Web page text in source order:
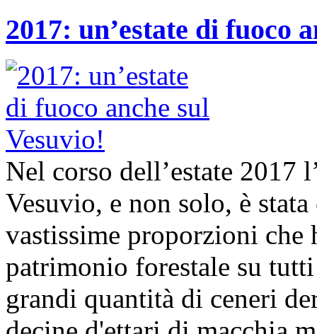
2017: un’estate di fuoco
Nel corso dell’estate 2017
Vesuvio, e non solo, è
vastissime proporzioni
patrimonio forestale su
grandi quantità di ceneri